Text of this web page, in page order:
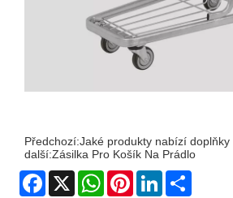
Předchozí:Jaké produkty nabízí doplňky
další:Zásilka Pro Košík Na Prádlo
Facebook
X WhatsAppPinterestLinkedIn